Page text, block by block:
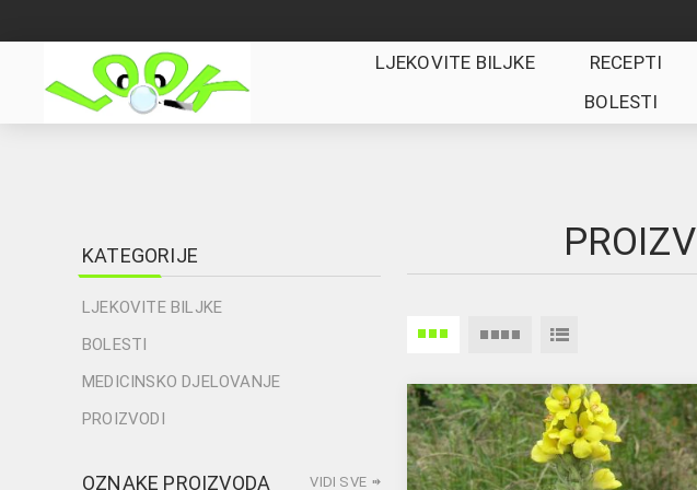
LJEKOVITE BILJKE RECEPTI
BOLESTI
KATEGORIJE
LJEKOVITE BILJKE
BOLESTI
MEDICINSKO DJELOVANJE
PROIZVODI
OZNAKE PROIZVODA VIDI SVE